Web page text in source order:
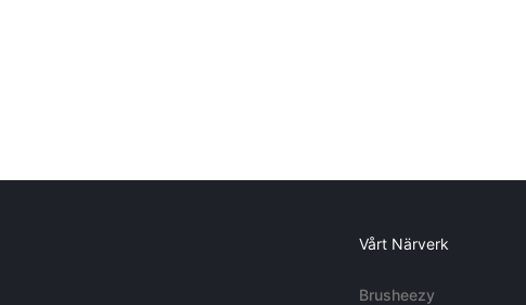
Vårt Närverk
Brusheezy